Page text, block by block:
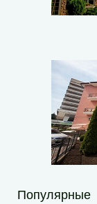
Популярные